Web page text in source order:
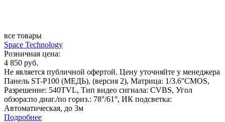
все товары
Space Technology
Розничная цена:
4 850 руб.
Не является публичной офертой. Цену уточняйте у менеджера
Панель ST-P100 (МЕДЬ), (версия 2), Матрица: 1/3.6''CMOS,
Разрешение: 540TVL, Тип видео сигнала: CVBS, Угол
обзора:по диаг./по гориз.: 78°/61°, ИК подсветка:
Автоматическая, до 3м
Подробнее